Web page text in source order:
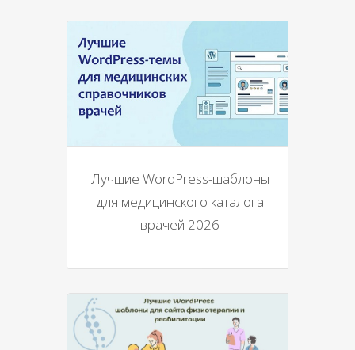
Лучшие WordPress-шаблоны
для медицинского каталога
врачей 2026